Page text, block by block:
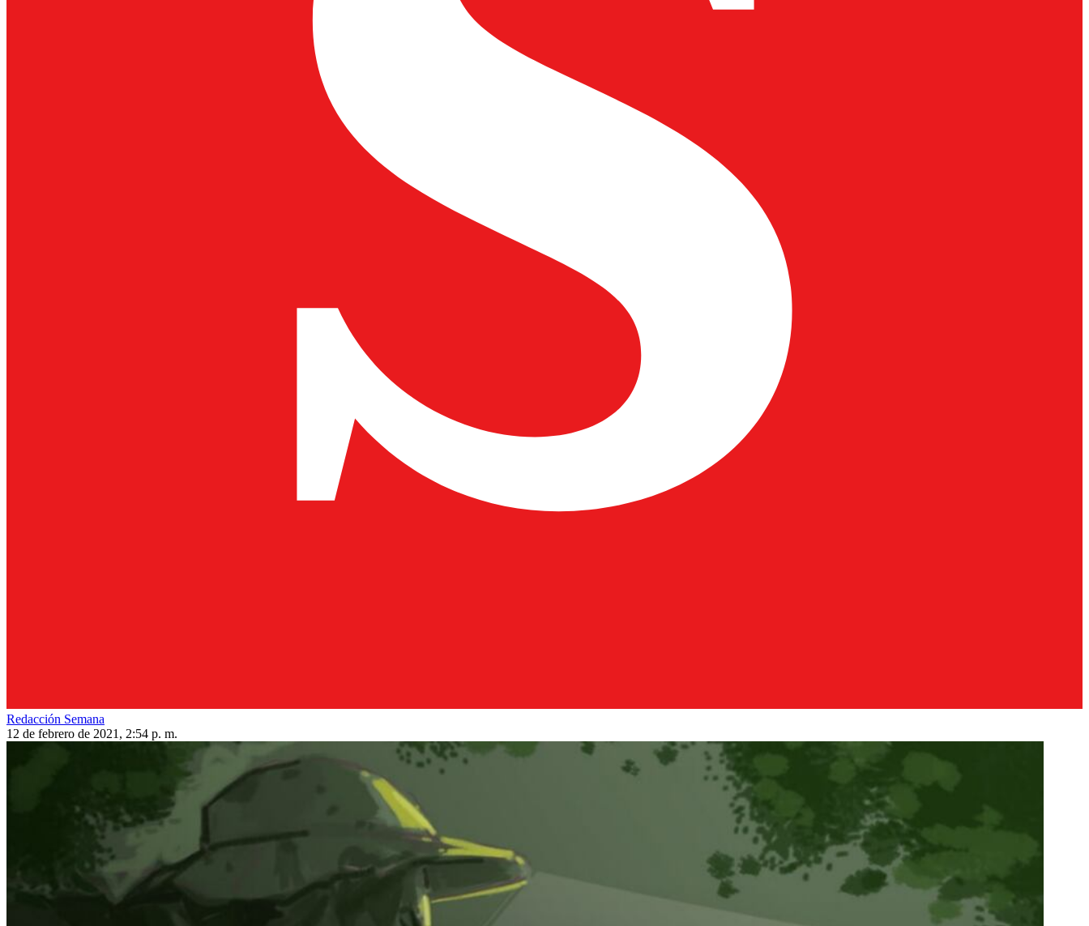
Redacción Semana
12 de febrero de 2021, 2:54 p. m.